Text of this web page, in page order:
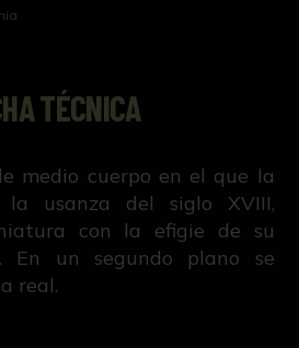
TÉCNICA
medio cuerpo en el que la
usanza del siglo XVIII,
con la efigie de su
En un segundo plano se
real.